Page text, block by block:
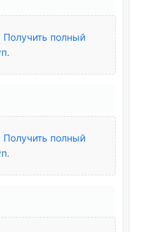
Получить полный
.
Получить полный
.